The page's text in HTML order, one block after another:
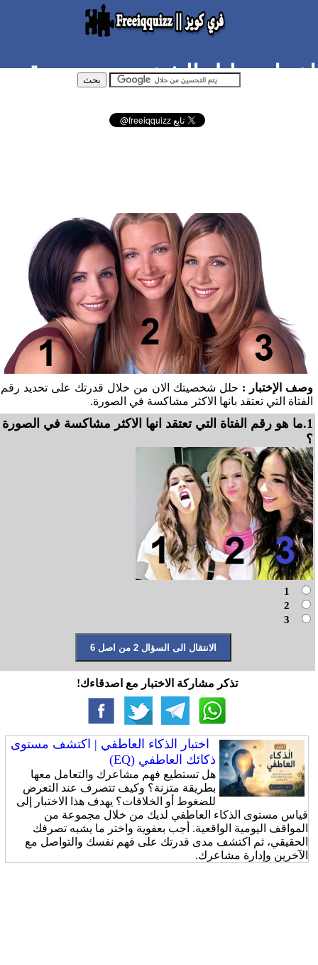
اختبار تحليل الشخصية : حدد رقم
وصف الإختبار : حلل شخصيتك الان من خلال قدرتك على تحديد رقم
الفتاة التي تعتقد بانها الاكثر مشاكسة في الصورة.
1.ما هو رقم الفتاة التي تعتقد انها الاكثر مشاكسة في الصورة
؟
تذكر مشاركة الاختبار مع اصدقاءك!
اختبار الذكاء العاطفي | اكتشف مستوى
ذكائك العاطفي (EQ)
هل تستطيع فهم مشاعرك والتعامل معها
بطريقة متزنة؟ وكيف تتصرف عند التعرض
للضغوط أو الخلافات؟ يهدف هذا الاختبار إلى
قياس مستوى الذكاء العاطفي لديك من خلال مجموعة من
المواقف اليومية الواقعية. أجب بعفوية واختر ما يشبه تصرفك
الحقيقي، ثم اكتشف مدى قدرتك على فهم نفسك والتواصل مع
الآخرين وإدارة مشاعرك.